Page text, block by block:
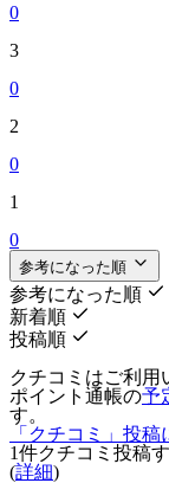
0
3
0
2
0
1
0
参考になった順
参考になった順
新着順
投稿順
クチコミはご利用
ポイント通帳の予
す。
「クチコミ」投
1件クチコミ投稿
(詳細)